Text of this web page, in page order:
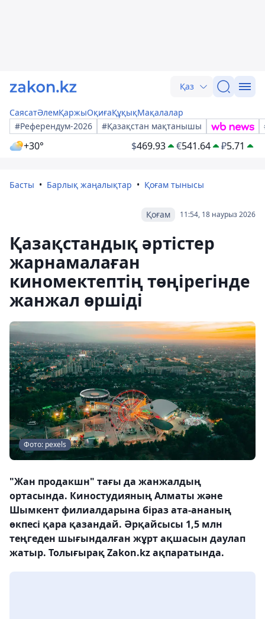
Қаз
СаясатӘлемҚаржыОқиғаҚұқықМақалалар
#Референдум-2026
#Қазақстан мақтанышы
+30° $469.93 €541.64 ₽5.71
Басты Барлық жаңалықтар Қоғам тынысы
11:54, 18 наурыз 2026
Қоғам
Қазақстандық әртістер
жарнамалаған
киномектептің төңірегінде
жанжал өршіді
Фото: pexels
"Жан продакшн" тағы да жанжалдың
ортасында. Киностудияның Алматы және
Шымкент филиалдарына біраз ата-ананың
өкпесі қара қазандай. Әрқайсысы 1,5 млн
теңгеден шығындалған жұрт ақшасын даулап
жатыр. Толығырақ Zakon.kz ақпаратында.